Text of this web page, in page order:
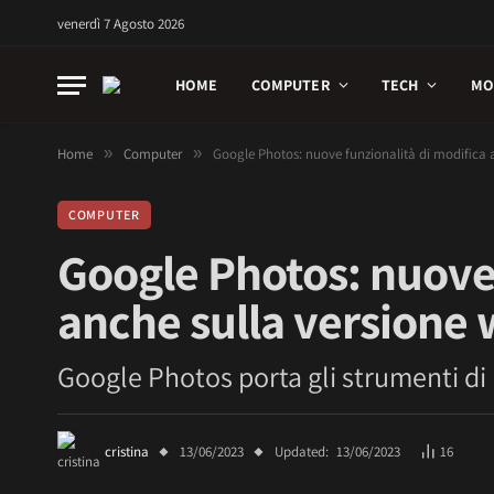
venerdì 7 Agosto 2026
HOME COMPUTER TECH
Home » Computer » Google Photos: nuove funzionalità di modifica
COMPUTER
Google Photos:
anche sulla versione
Google Photos porta gli strumenti
cristina 13/06/2023 Updated: 13/06/2023 16